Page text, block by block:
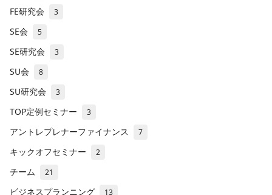
FE研究会 3
SE会 5
SE研究会 3
SU会 8
SU研究会 3
TOP定例セミナー 3
アントレプレナーファイナンス 7
キックオフセミナー 2
チーム 21
ビジネスプランニング 13